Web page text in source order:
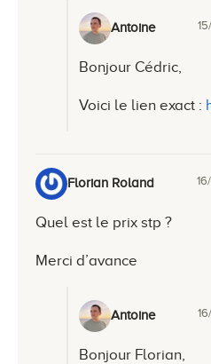
Antoine
Bonjour Cédric,
Voici le lien exact :
Florian Roland
Quel est le prix stp ?
Merci d’avance
Antoine
Bonjour Florian,